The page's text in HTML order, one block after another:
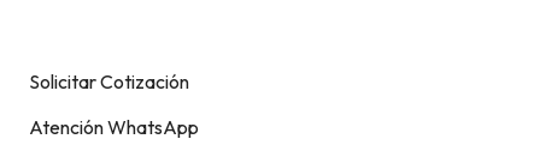
Solicitar Cotización
Atención WhatsApp